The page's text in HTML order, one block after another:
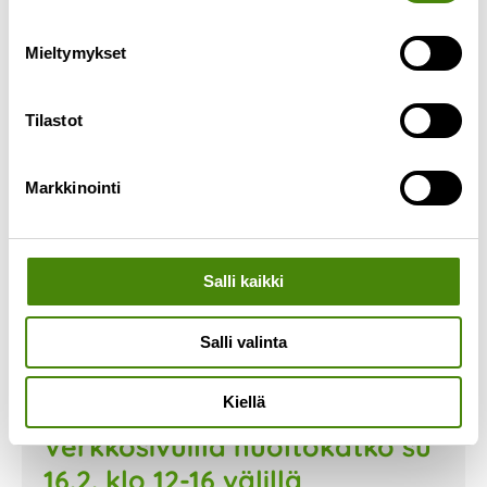
Mieltymykset
Tilastot
Markkinointi
Salli kaikki
Salli valinta
Kiellä
Verkkosivuilla huoltokatko su
16.2. klo 12-16 välillä